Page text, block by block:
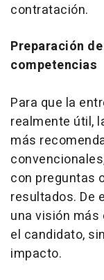
contratación.
Preparación
competencias
Para que la
realmente útil,
más
con preguntas
resultados. De
una visión más
el candidato,
impacto.